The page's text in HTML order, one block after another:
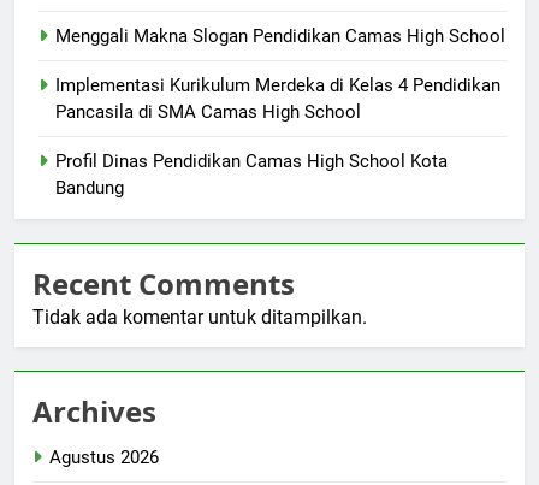
Menggali Makna Slogan Pendidikan Camas High School
Implementasi Kurikulum Merdeka di Kelas 4 Pendidikan
Pancasila di SMA Camas High School
Profil Dinas Pendidikan Camas High School Kota
Bandung
Recent Comments
Tidak ada komentar untuk ditampilkan.
Archives
Agustus 2026